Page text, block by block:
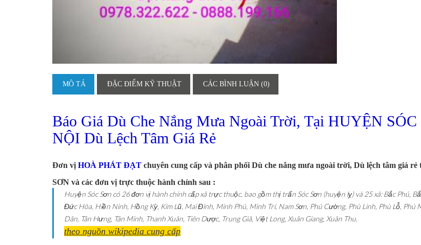
MÔ TẢ ĐẶC ĐIỂM KỸ THUẬT CÁC BÌNH LUẬN (0)
Báo Giá Dù Che Nắng Mưa Ngoài Trời, Tại HUYỆN
NỘI Dù Lệch Tâm Giá Rẻ
Đơn vị HOÀ PHÁT ĐẠT chuyên cung cấp và phân phối Dù che nắng mưa ngoài trời, Dù lệch tâm giá
SƠN và các đơn vị trực thuộc hành chính sau :
Huyện Sóc Sơn có 26 đơn vị hành chính cấp xã trực thuộc, bao gồm thị trấn Sóc Sơn (huyện lỵ) và 25 xã: Bắc Phú,
Đức Hòa, Hiền Ninh, Hồng Kỳ, Kim Lũ, Mai Đình, Minh Phú, Minh Trí, Nam Sơn, Phú Cường, Phù Linh, Phù Lỗ, Phú
Dân, Tân Hưng, Tân Minh, Thanh Xuân, Tiên Dược, Trung Giã, Việt Long, Xuân Giang, Xuân Thu.
theo nguồn wikipedia cung cấp